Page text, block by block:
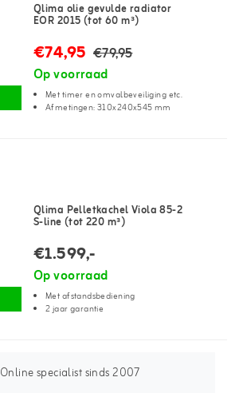
Qlima olie gevulde radiator
EOR 2015 (tot 60 m³)
€74,95 €79,95
Op voorraad
Met timer en omvalbeveiliging etc.
Afmetingen: 310x240x545 mm
Qlima Pelletkachel Viola 85-2
S-line (tot 220 m³)
€1.599,-
Op voorraad
Met afstandsbediening
2 jaar garantie
Online specialist sinds 2007